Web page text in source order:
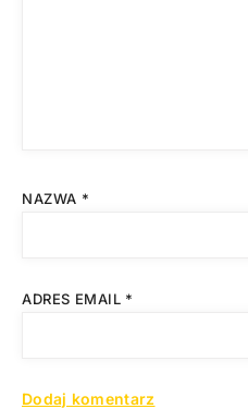
NAZWA *
ADRES EMAIL *